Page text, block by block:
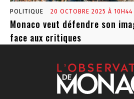
POLITIQUE 20 OCTOBRE 2025 À 10H44
Monaco veut défendre son
face aux critiques